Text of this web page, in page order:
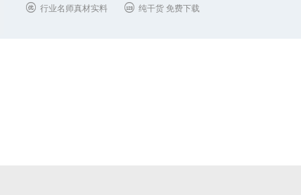
 行业名师真材实料  纯干货 免费下载